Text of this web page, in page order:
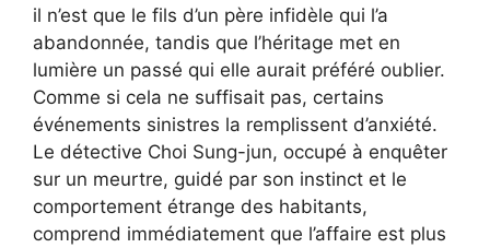
il n’est que le fils d’un père infidèle qui l’a
abandonnée, tandis que l’héritage met en
lumière un passé qui elle aurait préféré oublier.
Comme si cela ne suffisait pas, certains
événements sinistres la remplissent d’anxiété.
Le détective Choi Sung-jun, occupé à enquêter
sur un meurtre, guidé par son instinct et le
comportement étrange des habitants,
comprend immédiatement que l’affaire est plus